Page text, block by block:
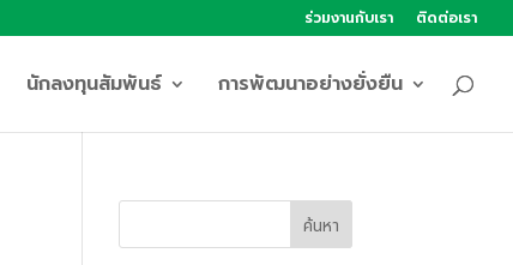
ร่วมงานกับเรา ติดต่อเรา
นักลงทุนสัมพันธ์ การพัฒนาอย่างยั่งยืน
ค้นหา